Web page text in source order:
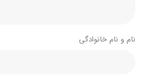
نام و نام خانوادگی